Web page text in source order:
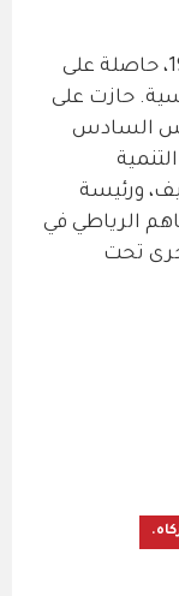
وُلدت تمام الرياطي في العقبة، عام 1973، حاصلة على
حازت على
السادس
ورئيسة
الرياطي في
تحت